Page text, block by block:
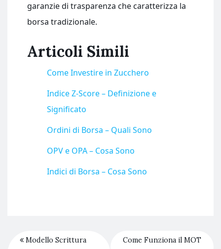
garanzie di trasparenza che caratterizza la
borsa tradizionale.
Articoli Simili
Come Investire in Zucchero
Indice Z-Score – Definizione e
Significato
Ordini di Borsa – Quali Sono
OPV e OPA – Cosa Sono
Indici di Borsa – Cosa Sono
Modello Scrittura
Come Funziona il MOT